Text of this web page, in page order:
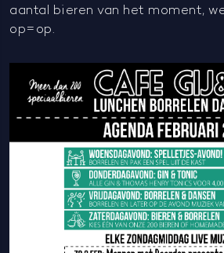
aantal bieren van het moment,
op=op.